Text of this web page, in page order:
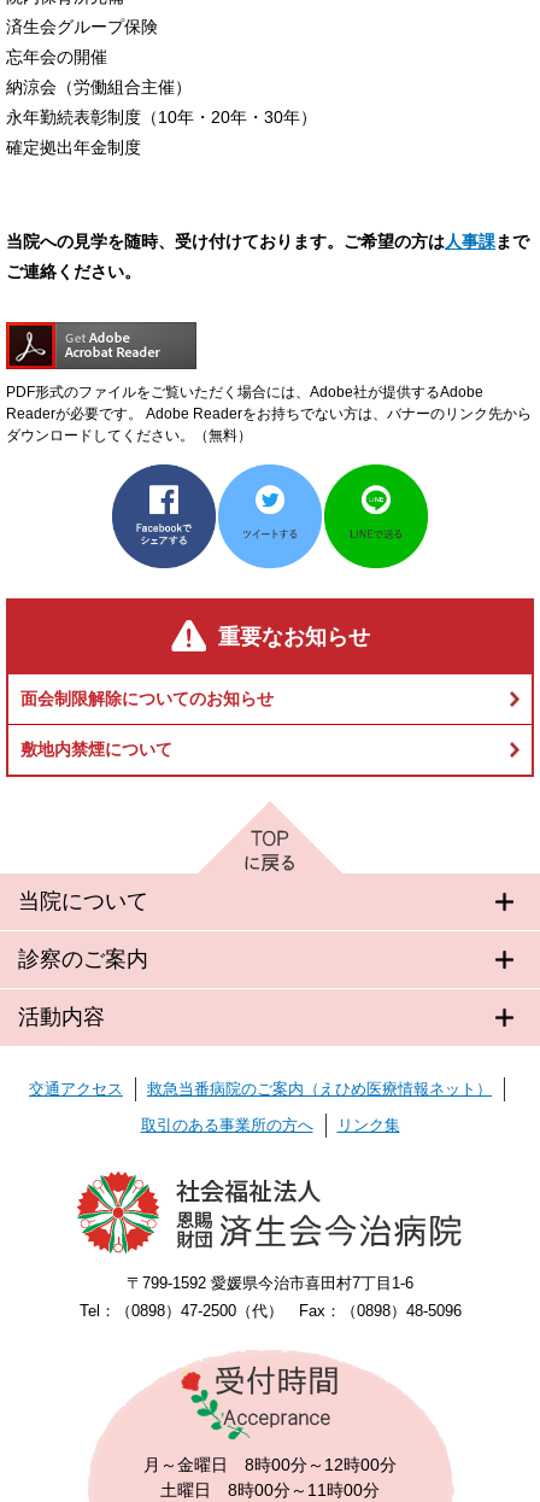
済生会グループ保険
忘年会の開催
納涼会（労働組合主催）
永年勤続表彰制度（10年・20年・30年）
確定拠出年金制度
当院への見学を随時、受け付けております。ご希望の方は人事課まで
ご連絡ください。
PDF形式のファイルをご覧いただく場合には、Adobe社が提供するAdobe
Readerが必要です。
Adobe Readerをお持ちでない方は、バナーのリンク先から
ダウンロードしてください。（無料）
重要なお知らせ
面会制限解除についてのお知らせ
敷地内禁煙について
当院について
診察のご案内
活動内容
交通アクセス
救急当番病院のご案内（えひめ医療情報ネット）
取引のある事業所の方へ
リンク集
〒799-1592 愛媛県今治市喜田村7丁目1-6
Tel：（0898）47-2500（代） Fax：（0898）48-5096
月～金曜日 8時00分～12時00分
土曜日 8時00分～11時00分